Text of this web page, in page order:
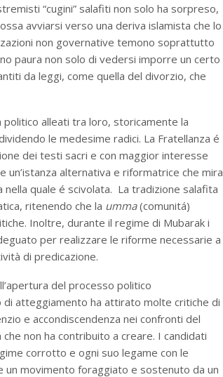
“cugini” salafiti non solo ha sorpreso,
avviarsi verso una deriva islamista che lo
non governative temono soprattutto
paura non solo di vedersi imporre un certo
da leggi, come quella del divorzio, che
politico alleati tra loro, storicamente la
le medesime radici. La Fratellanza é
dei testi sacri e con maggior interesse
alternativa e riformatrice che mira
quale é scivolata. La tradizione salafita
ritenendo che la umma(comunitá)
Inoltre, durante il regime di Mubarak i
per realizzare le riforme necessarie a
di predicazione.
del processo politico
atteggiamento ha attirato molte critiche di
e accondiscendenza nei confronti del
non ha contribuito a creare. I candidati
corrotto e ogni suo legame con le
movimento foraggiato e sostenuto da un